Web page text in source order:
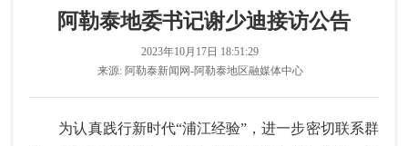
阿勒泰地委书记谢少迪接访公告
2023年10月17日 18:51:29
来源: 阿勒泰新闻网-阿勒泰地区融媒体中心
为认真践行新时代“浦江经验”，进一步密切联系群